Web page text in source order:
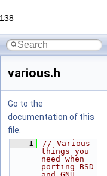
various.h
Go to the
documentation of this
file.
    1
// Various
things you
need when
porting BSD